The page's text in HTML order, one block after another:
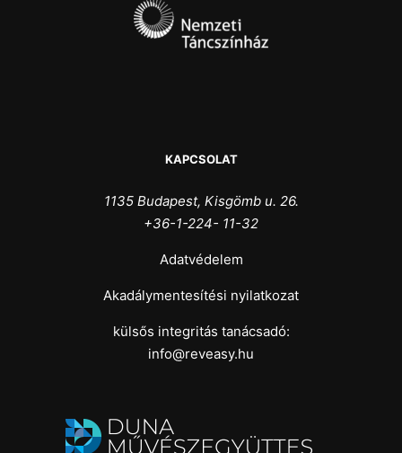
KAPCSOLAT
1135 Budapest, Kisgömb u. 26.
+36-1-224- 11-32
Adatvédelem
Akadálymentesítési nyilatkozat
külsős integritás tanácsadó:
info@reveasy.hu